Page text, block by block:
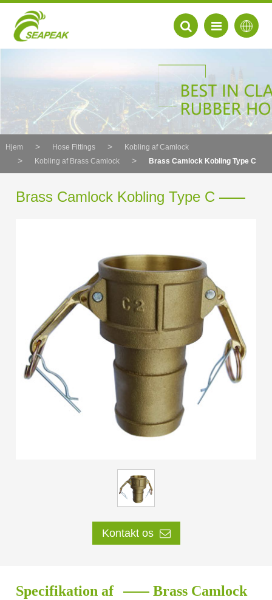
AR
DA
PL
Hjem Hose Fittings
Kobling af Camlock
Kobling af Brass Camlock
Brass Camlock Kobling Type C
Brass Camlock Kobling Type C
Kontakt os
Specifikation af
Brass Camlock